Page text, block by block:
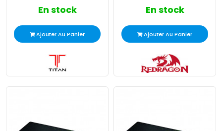
En stock
Ajouter Au Panier
En stock
Ajouter Au Panier